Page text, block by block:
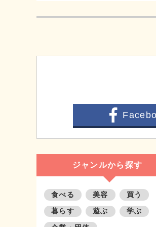
ジャンルから探す
食べる 美容 買う
暮らす 遊ぶ 学ぶ